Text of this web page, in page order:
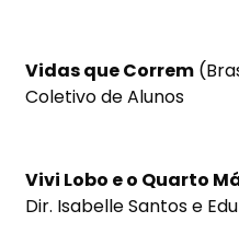
Vidas que Correm
Coletivo de Alunos
Vivi Lobo e o Quarto
Dir. Isabelle Santos e